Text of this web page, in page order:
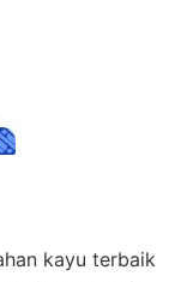
kayu terbaik